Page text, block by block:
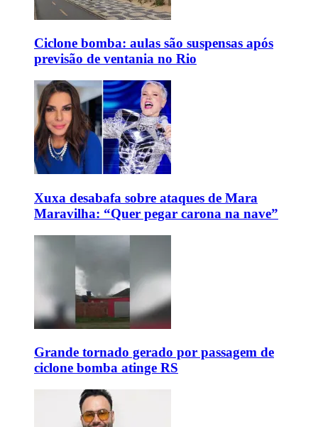
Ciclone bomba: aulas são suspensas após
previsão de ventania no Rio
Xuxa desabafa sobre ataques de Mara
Maravilha: “Quer pegar carona na nave”
Grande tornado gerado por passagem de
ciclone bomba atinge RS